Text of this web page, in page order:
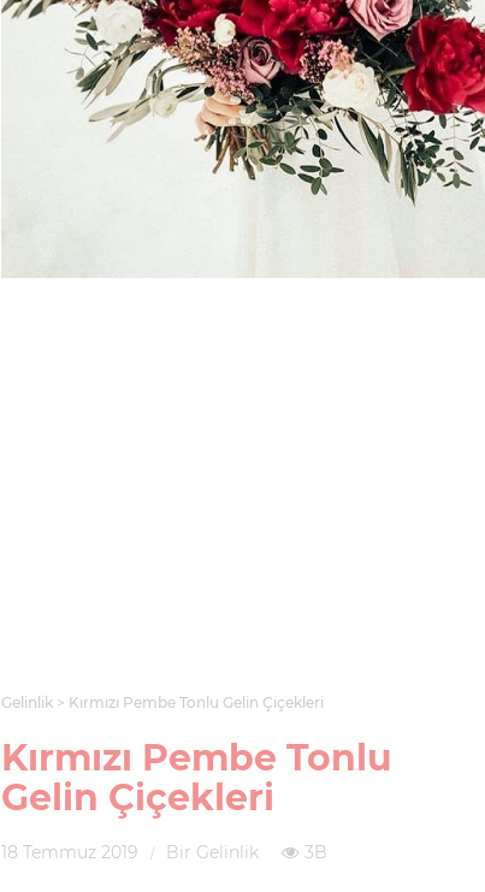
Gelinlik Kırmızı Pembe Tonlu Gelin Çiçekleri
Kırmızı Pembe Tonlu
Gelin Çiçekleri
18 Temmuz 2019 Bir Gelinlik 3B